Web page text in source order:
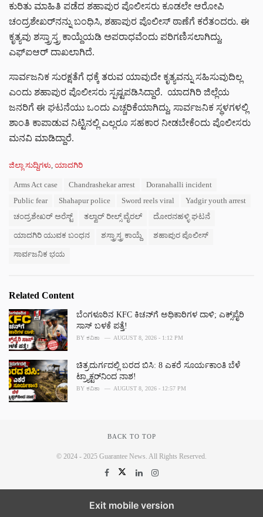
ಕುರಿತು ಮಾಹಿತಿ ಪಡೆದ ಶಹಾಪುರ ಪೊಲೀಸರು ಕೂಡಲೇ ಆರೋಪಿ
ಚಂದ್ರಶೇಖರ್‌ನನ್ನು ಬಂಧಿಸಿ, ಶಹಾಪುರ ಪೊಲೀಸ್ ಠಾಣೆಗೆ ಕರೆತಂದರು. ಈ
ಕೃತ್ಯವು ಶಸ್ತ್ರಾಸ್ತ್ರ ಕಾಯ್ದೆಯಡಿ ಅಪರಾಧವೆಂದು ಪರಿಗಣಿಸಲಾಗಿದ್ದು,
ಎಫ್‌ಐಆರ್ ದಾಖಲಾಗಿದೆ.
ಸಾರ್ವಜನಿಕ ಸುರಕ್ಷತೆಗೆ ಧಕ್ಕೆ ತರುವ ಯಾವುದೇ ಕೃತ್ಯವನ್ನು ಸಹಿಸುವುದಿಲ್ಲ
ಎಂದು ಶಹಾಪುರ ಪೊಲೀಸರು ಸ್ಪಷ್ಟಪಡಿಸಿದ್ದಾರೆ. ಯಾದಗಿರಿ ಜಿಲ್ಲೆಯ
ಜನರಿಗೆ ಈ ಘಟನೆಯು ಒಂದು ಎಚ್ಚರಿಕೆಯಾಗಿದ್ದು, ಸಾರ್ವಜನಿಕ ಸ್ಥಳಗಳಲ್ಲಿ
ಶಾಂತಿ ಕಾಪಾಡುವ ನಿಟ್ಟಿನಲ್ಲಿ ಎಲ್ಲರೂ ಸಹಕಾರ ನೀಡಬೇಕೆಂದು ಪೊಲೀಸರು
ಮನವಿ ಮಾಡಿದ್ದಾರೆ.
C
ಜಿಲ್ಲಾ ಸುದ್ದಿಗಳು ಯಾದಗಿರಿ
Arms Act case Chandrashekar arrest
Doranahalli incident
Public fear
Shahapur police Sword reels viral
Yadgir youth arrest
ಚಂದ್ರಶೇಖರ್ ಅರೆಸ್ಟ್
ತಲ್ವಾರ್ ರೀಲ್ಸ್ ವೈರಲ್ ದೋರನಹಳ್ಳಿ ಘಟನೆ
ಯಾದಗಿರಿ ಯುವಕ ಬಂಧನ ಶಸ್ತ್ರಾಸ್ತ್ರ ಕಾಯ್ದೆ ಶಹಾಪುರ ಪೊಲೀಸ್
ಸಾರ್ವಜನಿಕ ಭಯ
Related Content
ಬೆಂಗಳೂರಿನ KFC ಕಿಚನ್‌ಗೆ ಅಧಿಕಾರಿಗಳ ದಾಳಿ; ಎಕ್ಸ್‌ಪೈರಿ
ಸಾಸ್ ಬಳಕೆ ಪತ್ತೆ!
BY ಕವಿತಾ AUGUST 8, 2026 - 1:12 PM
ಚಿತ್ರದುರ್ಗದಲ್ಲಿ ಬರದ ಬಿಸಿ: 8 ಎಕರೆ ಸೂರ್ಯಕಾಂತಿ ಬೆಳೆ
ಟ್ರ್ಯಾಕ್ಟರ್‌ನಿಂದ ನಾಶ!
BY ಕವಿತಾ AUGUST 8, 2026 - 12:57 PM
BACK TO TOP
© 2024 - 2025 Guarantee News. All Rights Reserved.
Exit mobile version